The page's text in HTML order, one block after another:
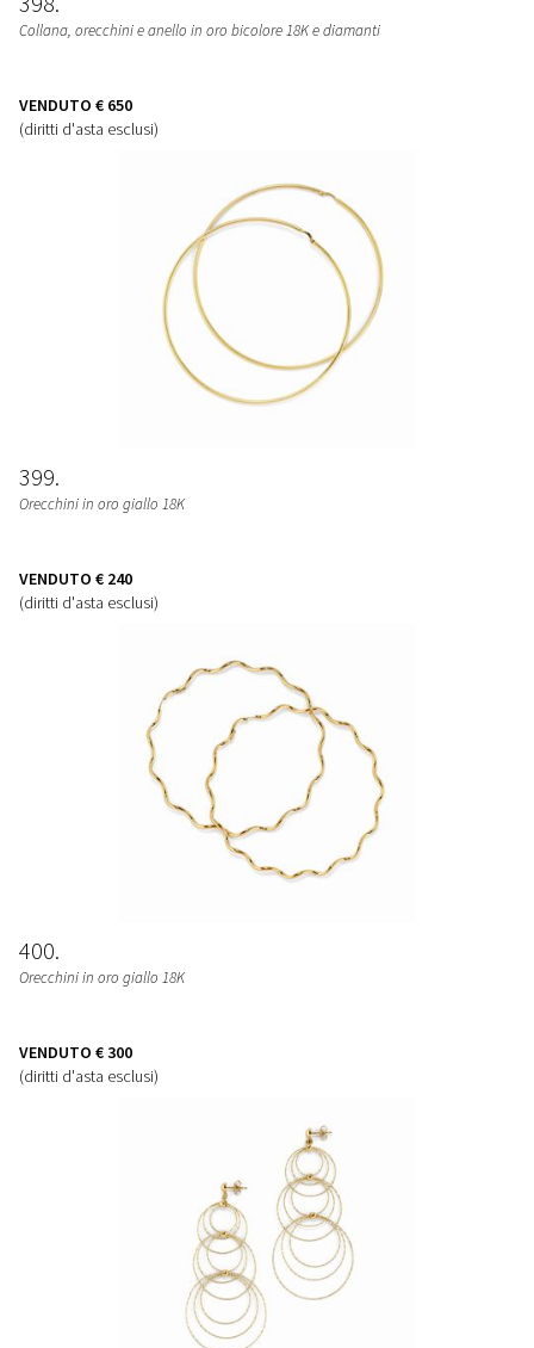
Collana, orecchini e anello in oro bicolore 18K e diamanti
VENDUTO € 650
(diritti d'asta esclusi)
399
Orecchini in oro giallo 18K
VENDUTO € 240
(diritti d'asta esclusi)
400
Orecchini in oro giallo 18K
VENDUTO € 300
(diritti d'asta esclusi)